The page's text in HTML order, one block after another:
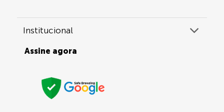
Institucional
Assine agora